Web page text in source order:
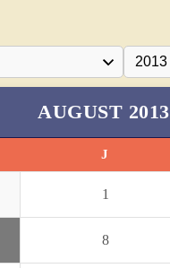
AUGUST 2013
J
1
8